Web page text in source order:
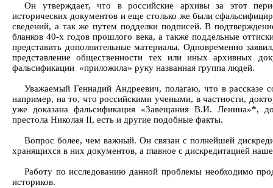
Он утверждает, что в российские архивы за этот
исторических документов и еще столько же были
сведений, а так же путем подделки подписей. В
бланков 40-х годов прошлого века, а также поддельные
представить дополнительные материалы. Одновременно
представление общественности тех или иных архивных
фальсификации «приложила» руку названная группа людей.
Уважаемый Геннадий Андреевич, полагаю, что в рассказе
например, на то, что российскими учеными, в частности,
уже доказана фальсификация «Завещания В.И. Ленина»*,
престола Николая II, есть и другие подобные факты.
Вопрос более, чем важный. Он связан с полнейшей
хранящихся в них документов, а главное с дискредитацией
Работу по исследованию данной проблемы необходимо
историков.